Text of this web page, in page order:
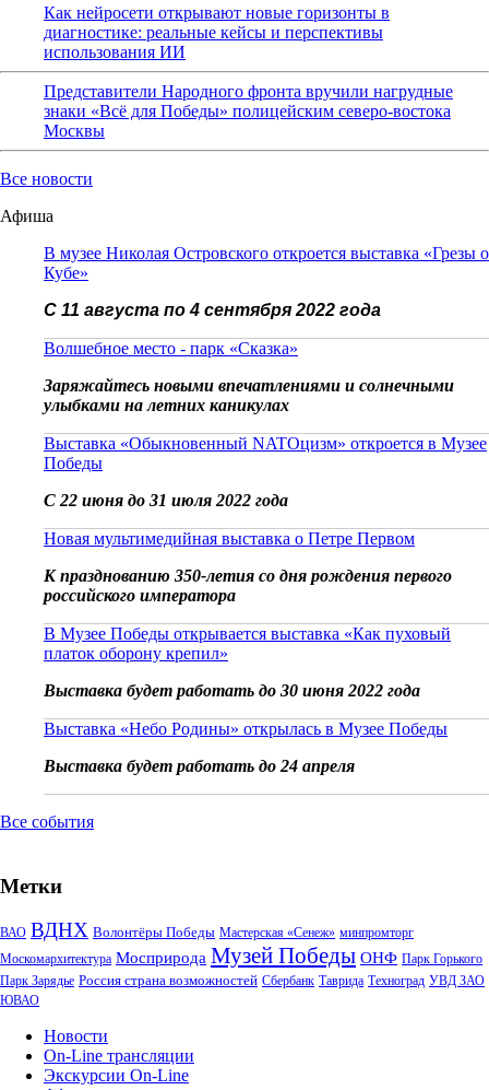
Как нейросети открывают новые горизонты в
диагностике: реальные кейсы и перспективы
использования ИИ
Представители Народного фронта вручили нагрудные
знаки «Всё для Победы» полицейским северо-востока
Москвы
Все новости
Афиша
В музее Николая Островского откроется выставка «Грезы о
Кубе»
С 11 августа по 4 сентября 2022 года
Волшебное место - парк «Сказка»
Заряжайтесь новыми впечатлениями и солнечными
улыбками на летних каникулах
Выставка «Обыкновенный NATOцизм» откроется в Музее
Победы
С 22 июня до 31 июля 2022 года
Новая мультимедийная выставка о Петре Первом
К празднованию 350-летия со дня рождения первого
российского императора
В Музее Победы открывается выставка «Как пуховый
платок оборону крепил»
Выставка будет работать до 30 июня 2022 года
Выставка «Небо Родины» открылась в Музее Победы
Выставка будет работать до 24 апреля
Все события
Метки
ВАО ВДНХ Волонтёры Победы Мастерская «Сенеж» минпромторг
Москомархитектура Мосприрода Музей Победы ОНФ Парк Горького
Парк Зарядье Россия страна возможностей Сбербанк Таврида Техноград УВД ЗАО
ЮВАО
Новости
On-Line трансляции
Экскурсии On-Line